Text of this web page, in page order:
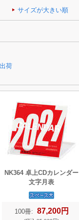
サイズが大きい順
NK364 卓上CDカレンダー
文字月表
100冊: 87,200円